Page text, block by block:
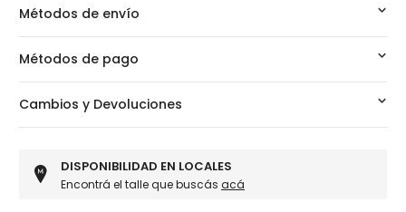
Métodos de envío
Métodos de pago
Cambios y Devoluciones
DISPONIBILIDAD EN LOCALES
Encontrá el talle que buscás acá